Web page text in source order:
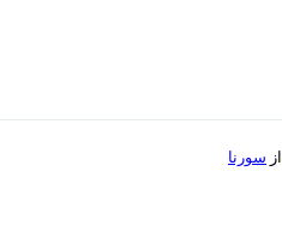
سورنا